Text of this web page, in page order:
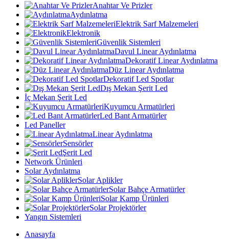
Anahtar Ve Prizler
Aydınlatma
Elektrik Sarf Malzemeleri
Elektronik
Güvenlik Sistemleri
Davul Linear Aydınlatma
Dekoratif Linear Aydınlatma
Düz Linear Aydınlatma
Dekoratif Led Spotlar
Dış Mekan Şerit Led
İç Mekan Şerit Led
Kuyumcu Armatürleri
Led Bant Armatürler
Led Paneller
Linear Aydınlatma
Sensörler
Şerit Led
Network Ürünleri
Solar Aydınlatma
Solar Aplikler
Solar Bahçe Armatürler
Solar Kamp Ürünleri
Solar Projektörler
Yangın Sistemleri
Anasayfa